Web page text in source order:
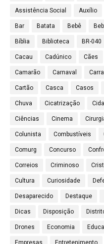
Assistência Social Auxílio
Bar Batata Bebê
Bíblia Biblioteca BR-040
Cacau Cadúnico Cães
Camarão Carnaval
Cartão Casca Casos
Chuva Cicatrização
Ciências Cinema
Colunista Combustíveis
Comurg Concurso
Correios Criminoso
Cultura Curiosidade
Desaparecido Destaque
Dicas Disposição
Drones Economia
Empresas Entretenimento